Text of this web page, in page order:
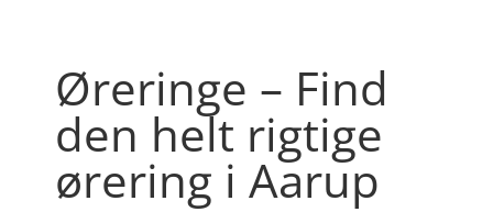
Øreringe – Find
den helt rigtige
ørering i Aarup